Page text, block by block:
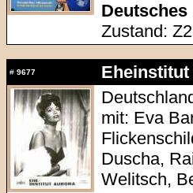
Deutsches
Zustand:
# 9677
mit: Eva
Duscha,
Welitsch,